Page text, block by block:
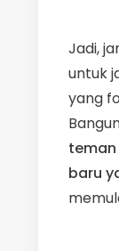
Jadi,
untuk
yang
baru